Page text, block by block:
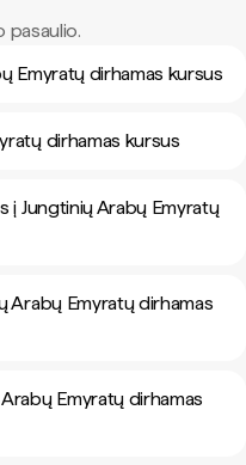
pasaulio.
Emyratų dirhamas kursus
dirhamas kursus
į Jungtinių Arabų Emyratų
Arabų Emyratų dirhamas
Emyratų dirhamas